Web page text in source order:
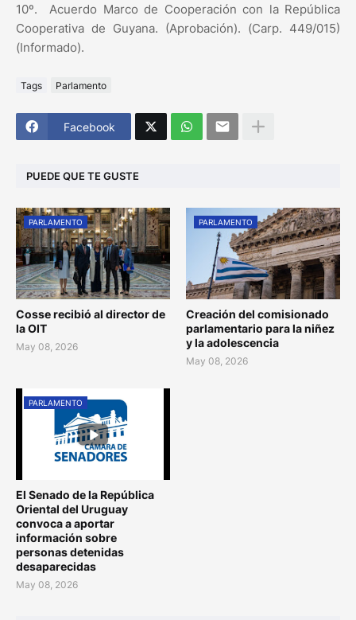
10º.
Acuerdo Marco de Cooperación con la República
Cooperativa de Guyana. (Aprobación). (Carp. 449/015)
(Informado).
Tags Parlamento
Facebook
PUEDE QUE TE GUSTE
PARLAMENTO
Cosse recibió al director de
la OIT
May 08, 2026
PARLAMENTO
Creación del comisionado
parlamentario para la niñez
y la adolescencia
May 08, 2026
PARLAMENTO
El Senado de la República
Oriental del Uruguay
convoca a aportar
información sobre
personas detenidas
desaparecidas
May 08, 2026